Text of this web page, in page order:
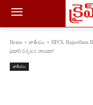
Home జాతీయం
HPCL
ప్రధాని పర్యటన వాయిదా!
జాతీయం